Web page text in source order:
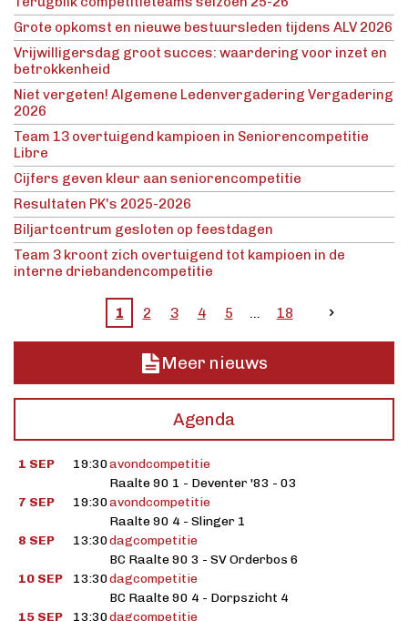
Grote opkomst en nieuwe bestuursleden tijdens ALV 2026
Vrijwilligersdag groot succes: waardering voor inzet en
betrokkenheid
Niet vergeten! Algemene Ledenvergadering Vergadering
2026
Team 13 overtuigend kampioen in Seniorencompetitie
Libre
Cijfers geven kleur aan seniorencompetitie
Resultaten PK's 2025-2026
Biljartcentrum gesloten op feestdagen
Team 3 kroont zich overtuigend tot kampioen in de
interne driebandencompetitie
1 2 3 4 5 18
Meer nieuws
Agenda
1 SEP 19:30avondcompetitie
Raalte 90 1 - Deventer '83 - 03
7 SEP
19:30avondcompetitie
Raalte 90 4 - Slinger 1
8 SEP
13:30dagcompetitie
BC Raalte 90 3 - SV Orderbos 6
10 SEP
13:30dagcompetitie
BC Raalte 90 4 - Dorpszicht 4
15 SEP
13:30dagcompetitie